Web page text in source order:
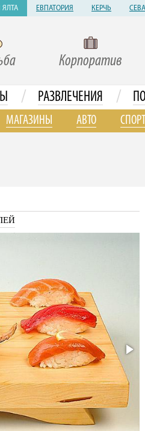
ЯЛТА ЕВПАТОРИЯ КЕРЧЬ
Корпоратив
/ РАЗВЛЕЧЕНИЯ /
МАГАЗИНЫ АВТО СПОРТ